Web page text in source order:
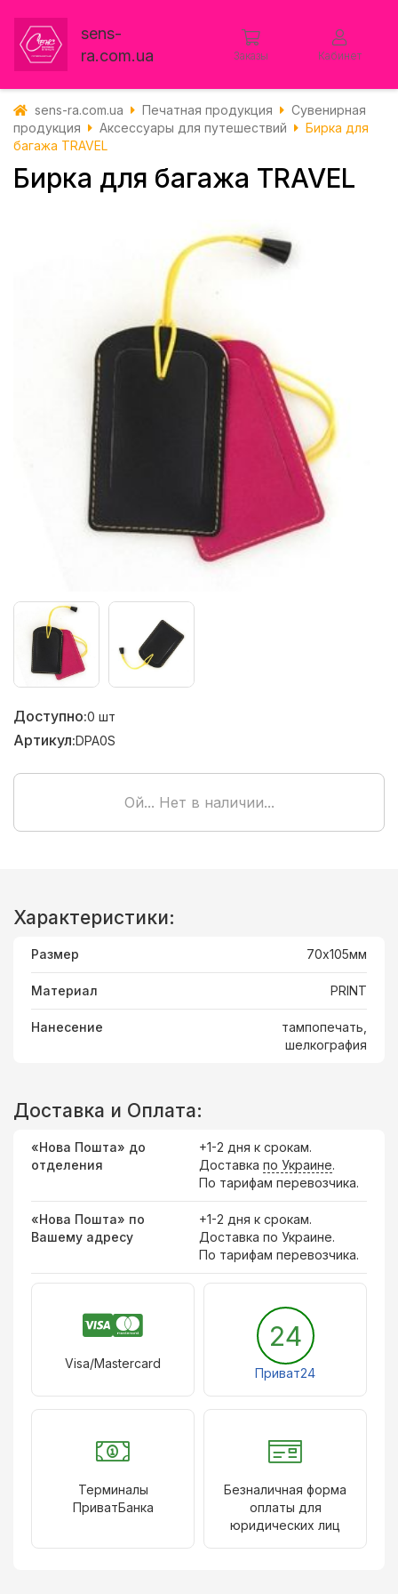
sens-
ra.com.ua
Заказы Кабинет
sens-ra.com.ua Печатная продукция
Сувенирная
продукция
Аксессуары для путешествий
Бирка для
багажа TRAVEL
Бирка для багажа TRAVEL
Доступно:0 шт
Артикул:DPA0S
Ой... Нет в наличии...
Характеристики:
Размер 70х105мм
Материал PRINT
Нанесение
тампопечать,
шелкография
Доставка и Оплата:
«Нова Пошта» до
отделения
+1-2 дня к срокам.
Доставка по Украине.
По тарифам перевозчика.
«Нова Пошта» по
Вашему адресу
+1-2 дня к срокам.
Доставка по Украине.
По тарифам перевозчика.
Visa/Mastercard
24
Приват24
Терминалы
ПриватБанка
Безналичная форма
оплаты для
юридических лиц